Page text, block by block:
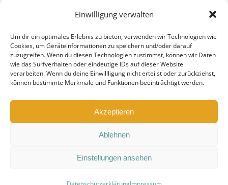
Einwilligung verwalten
Um dir ein optimales Erlebnis zu bieten, verwenden wir Technologien wie
Cookies, um Geräteinformationen zu speichern und/oder darauf
zuzugreifen. Wenn du diesen Technologien zustimmst, können wir Daten
wie das Surfverhalten oder eindeutige IDs auf dieser Website
verarbeiten. Wenn du deine Einwillligung nicht erteilst oder zurückziehst,
können bestimmte Merkmale und Funktionen beeinträchtigt werden.
Akzeptieren
Ablehnen
Einstellungen ansehen
Hochweiler 10 · D-87527 Sonthofen
Tel. 0176 80036185
info@theradesign.de